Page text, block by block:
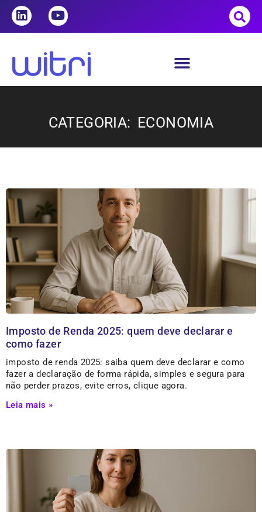
CATEGORIA: ECONOMIA
Imposto de Renda 2025: quem deve declarar e
como fazer
imposto de renda 2025: saiba quem deve declarar e como
fazer a declaração de forma rápida, simples e segura para
não perder prazos, evite erros, clique agora.
Leia mais »